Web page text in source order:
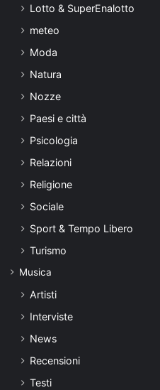
Lotto & SuperEnalotto
meteo
Moda
Natura
Nozze
Paesi e città
Psicologia
Relazioni
Religione
Sociale
Sport & Tempo Libero
Turismo
Musica
Artisti
Interviste
News
Recensioni
Testi